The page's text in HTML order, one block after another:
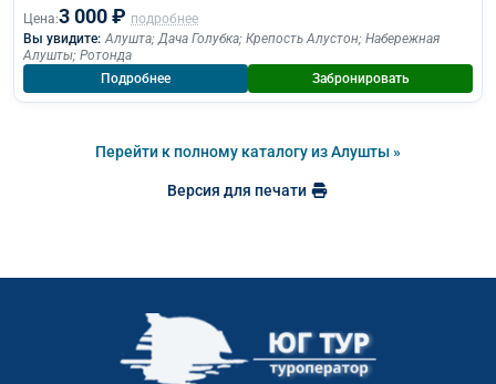
Цена:3 000 ₽ подробнее
Вы увидите: Алушта;Дача Голубка; Крепость Алустон; Набережная
Алушты; Ротонда
Подробнее
Забронировать
Перейти к полному каталогу из Алушты »
Версия для печати